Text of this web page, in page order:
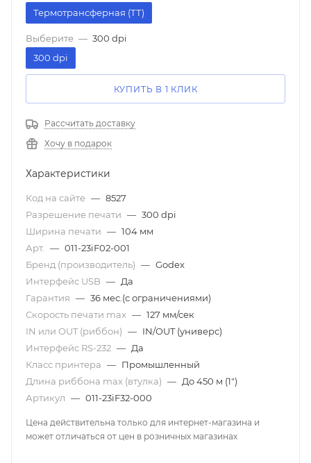
Термотрансферная (ТТ)
Выберите — 300 dpi
300 dpi
КУПИТЬ В 1 КЛИК
Рассчитать доставку
Хочу в подарок
Характеристики
Код на сайте — 8527
Разрешение печати — 300 dpi
Ширина печати — 104 мм
Арт. — 011-23iF02-001
Бренд (производитель) — Godex
Интерфейс USB — Да
Гарантия — 36 мес.(с ограничениями)
Скорость печати mаx — 127 мм/сек
IN или OUT (риббон) — IN/OUT (универс)
Интерфейс RS-232 — Да
Класс принтера — Промышленный
Длина риббона max (втулка) — До 450 м (1")
Артикул — 011-23iF32-000
Цена действительна только для интернет-магазина и
может отличаться от цен в розничных магазинах